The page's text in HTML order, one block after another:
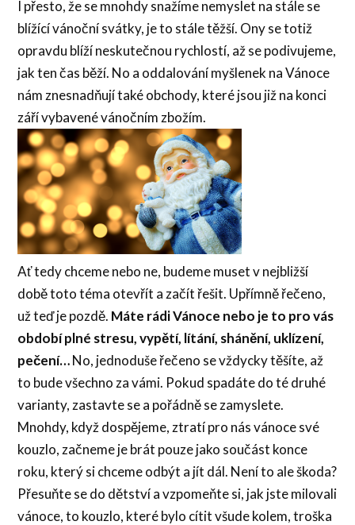
I přesto, že se mnohdy snažíme nemyslet na stále se
blížící vánoční svátky, je to stále těžší. Ony se totiž
opravdu blíží neskutečnou rychlostí, až se podivujeme,
jak ten čas běží. No a oddalování myšlenek na Vánoce
nám znesnadňují také obchody, které jsou již na konci
září vybavené vánočním zbožím.
Ať tedy chceme nebo ne, budeme muset v nejbližší
době toto téma otevřít a začít řešit. Upřímně řečeno,
už teď je pozdě. Máte rádi Vánoce nebo je to pro vás
období plné stresu, vypětí, lítání, shánění, uklízení,
pečení…No, jednoduše řečeno se vždycky těšíte, až
to bude všechno za vámi. Pokud spadáte do té druhé
varianty, zastavte se a pořádně se zamyslete.
Mnohdy, když dospějeme, ztratí pro nás vánoce své
kouzlo, začneme je brát pouze jako součást konce
roku, který si chceme odbýt a jít dál. Není to ale škoda?
Přesuňte se do dětství a vzpomeňte si, jak jste milovali
vánoce, to kouzlo, které bylo cítit všude kolem, troška